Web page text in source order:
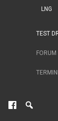
LNG
TEST
FORUM